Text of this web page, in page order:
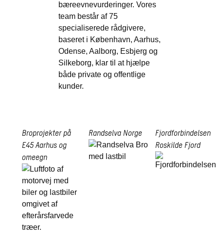
bæreevnevurderinger. Vores
team består af 75
specialiserede rådgivere,
baseret i København, Aarhus,
Odense, Aalborg, Esbjerg og
Silkeborg, klar til at hjælpe
både private og offentlige
kunder.
Broprojekter på
E45 Aarhus og
omeegn
Randselva Norge
Fjordforbindelsen
Roskilde Fjord